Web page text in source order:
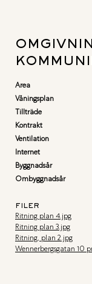
Area
Våningsplan
Tillträde
Kontrakt
Ventilation
Internet
Byggnadsår
Ombyggnadsår
FILER
Ritning plan 4.jpg
Ritning plan 3.jpg
Ritning, plan 2.jpg
Wennerbergsgatan 10